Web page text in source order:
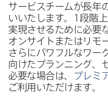
サービスチームが​長年
いいたします。
1 段階
実現させる​ために​必要
オンサイトまたは​リモ
さらに​パワフルな​ワー
向けた​プランニング、​
必要な​場合は、
プレミ
ご利用いただけます。